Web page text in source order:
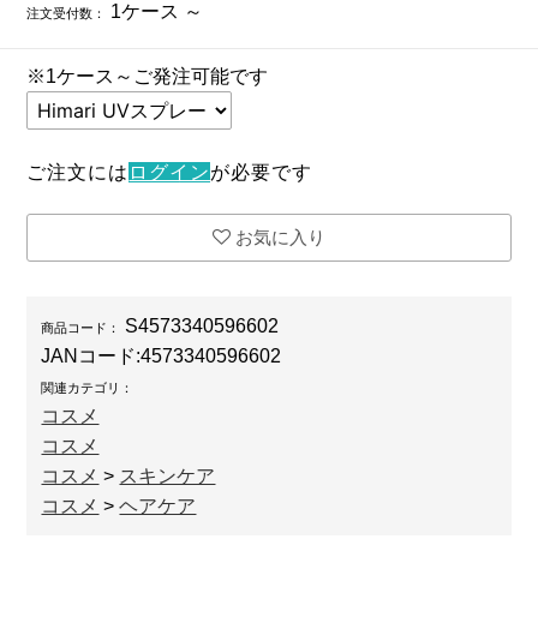
注文受付数： 1ケース ～
※1ケース～ご発注可能です
ご注文には ログインが必要です
お気に入り
商品コード：
S4573340596602
JANコード:4573340596602
関連カテゴリ：
コスメ
コスメ
コスメ > スキンケア
コスメ >ヘアケア